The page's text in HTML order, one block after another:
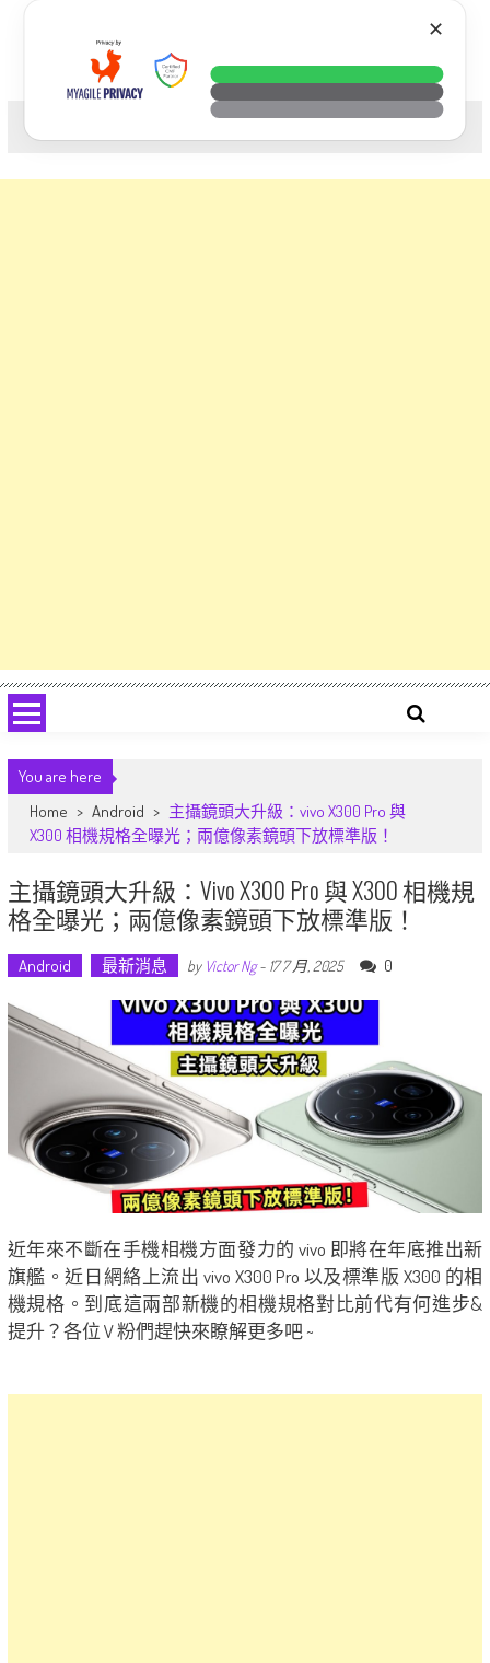
科技. 生活. 攝影.
You are here
Home > Android > 主攝鏡頭大升級：vivo X300 Pro 與
X300 相機規格全曝光；兩億像素鏡頭下放標準版！
主攝鏡頭大升級：vivo X300 Pro 與 X300 相機規
格全曝光；兩億像素鏡頭下放標準版！
Android 最新消息 by Victor Ng- 17 7 月, 2025 0
近年來不斷在手機相機方面發力的 vivo 即將在年底推出新
旗艦。近日網絡上流出 vivo X300 Pro 以及標準版 X300 的相
機規格。到底這兩部新機的相機規格對比前代有何進步&
提升？各位 V 粉們趕快來瞭解更多吧 ~
✕